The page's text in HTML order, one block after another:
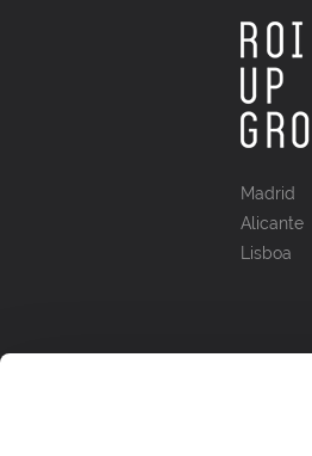
Madrid
Alicante
Lisboa